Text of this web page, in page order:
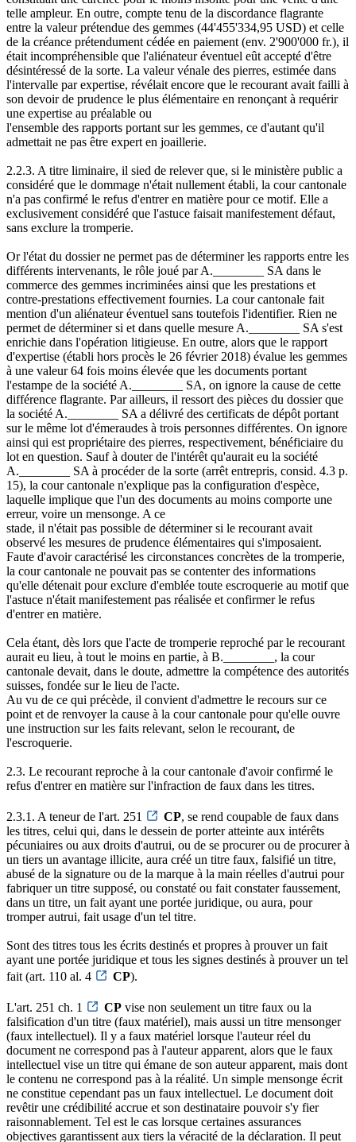
telle ampleur. En outre, compte tenu de la discordance flagrante
entre la valeur prétendue des gemmes (44'455'334,95 USD) et celle
de la créance prétendument cédée en paiement (env. 2'900'000 fr.), il
était incompréhensible que l'aliénateur éventuel eût accepté d'être
désintéressé de la sorte. La valeur vénale des pierres, estimée dans
l'intervalle par expertise, révélait encore que le recourant avait failli à
son devoir de prudence le plus élémentaire en renonçant à requérir
une expertise au préalable ou
l'ensemble des rapports portant sur les gemmes, ce d'autant qu'il
admettait ne pas être expert en joaillerie.
2.2.3. A titre liminaire, il sied de relever que, si le ministère public a
considéré que le dommage n'était nullement établi, la cour cantonale
n'a pas confirmé le refus d'entrer en matière pour ce motif. Elle a
exclusivement considéré que l'astuce faisait manifestement défaut,
sans exclure la tromperie.
Or l'état du dossier ne permet pas de déterminer les rapports entre les
différents intervenants, le rôle joué par A.________ SA dans le
commerce des gemmes incriminées ainsi que les prestations et
contre-prestations effectivement fournies. La cour cantonale fait
mention d'un aliénateur éventuel sans toutefois l'identifier. Rien ne
permet de déterminer si et dans quelle mesure A.________ SA s'est
enrichie dans l'opération litigieuse. En outre, alors que le rapport
d'expertise (établi hors procès le 26 février 2018) évalue les gemmes
à une valeur 64 fois moins élevée que les documents portant
l'estampe de la société A.________ SA, on ignore la cause de cette
différence flagrante. Par ailleurs, il ressort des pièces du dossier que
la société A.________ SA a délivré des certificats de dépôt portant
sur le même lot d'émeraudes à trois personnes différentes. On ignore
ainsi qui est propriétaire des pierres, respectivement, bénéficiaire du
lot en question. Sauf à douter de l'intérêt qu'aurait eu la société
A.________ SA à procéder de la sorte (arrêt entrepris, consid. 4.3 p.
15), la cour cantonale n'explique pas la configuration d'espèce,
laquelle implique que l'un des documents au moins comporte une
erreur, voire un mensonge. A ce
stade, il n'était pas possible de déterminer si le recourant avait
observé les mesures de prudence élémentaires qui s'imposaient.
Faute d'avoir caractérisé les circonstances concrètes de la tromperie,
la cour cantonale ne pouvait pas se contenter des informations
qu'elle détenait pour exclure d'emblée toute escroquerie au motif que
l'astuce n'était manifestement pas réalisée et confirmer le refus
d'entrer en matière.
Cela étant, dès lors que l'acte de tromperie reproché par le recourant
aurait eu lieu, à tout le moins en partie, à B.________, la cour
cantonale devait, dans le doute, admettre la compétence des autorités
suisses, fondée sur le lieu de l'acte.
Au vu de ce qui précède, il convient d'admettre le recours sur ce
point et de renvoyer la cause à la cour cantonale pour qu'elle ouvre
une instruction sur les faits relevant, selon le recourant, de
l'escroquerie.
2.3. Le recourant reproche à la cour cantonale d'avoir confirmé le
refus d'entrer en matière sur l'infraction de faux dans les titres.
2.3.1. A teneur de l'art. 251 CP, se rend coupable de faux dans
les titres, celui qui, dans le dessein de porter atteinte aux intérêts
pécuniaires ou aux droits d'autrui, ou de se procurer ou de procurer à
un tiers un avantage illicite, aura créé un titre faux, falsifié un titre,
abusé de la signature ou de la marque à la main réelles d'autrui pour
fabriquer un titre supposé, ou constaté ou fait constater faussement,
dans un titre, un fait ayant une portée juridique, ou aura, pour
tromper autrui, fait usage d'un tel titre.
Sont des titres tous les écrits destinés et propres à prouver un fait
ayant une portée juridique et tous les signes destinés à prouver un tel
fait (art. 110 al. 4
CP).
L'art. 251 ch. 1 CP vise non seulement un titre faux ou la
falsification d'un titre (faux matériel), mais aussi un titre mensonger
(faux intellectuel). Il y a faux matériel lorsque l'auteur réel du
document ne correspond pas à l'auteur apparent, alors que le faux
intellectuel vise un titre qui émane de son auteur apparent, mais dont
le contenu ne correspond pas à la réalité. Un simple mensonge écrit
ne constitue cependant pas un faux intellectuel. Le document doit
revêtir une crédibilité accrue et son destinataire pouvoir s'y fier
raisonnablement. Tel est le cas lorsque certaines assurances
objectives garantissent aux tiers la véracité de la déclaration. Il peut